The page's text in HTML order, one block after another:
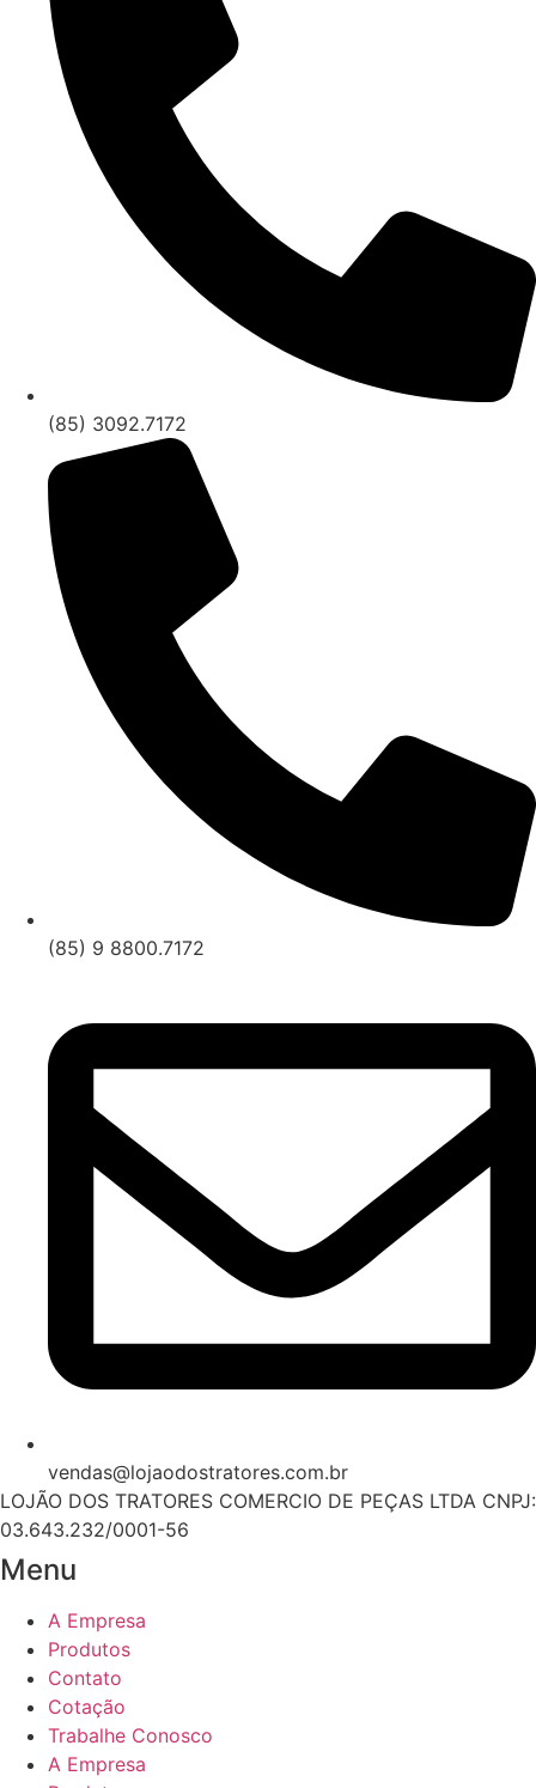
(85) 3092.7172
(85) 9 8800.7172
vendas@lojaodostratores.com.br
LOJÃO DOS TRATORES COMERCIO DE PEÇAS LTDA CNPJ:
03.643.232/0001-56
Menu
A Empresa
Produtos
Contato
Cotação
Trabalhe Conosco
A Empresa